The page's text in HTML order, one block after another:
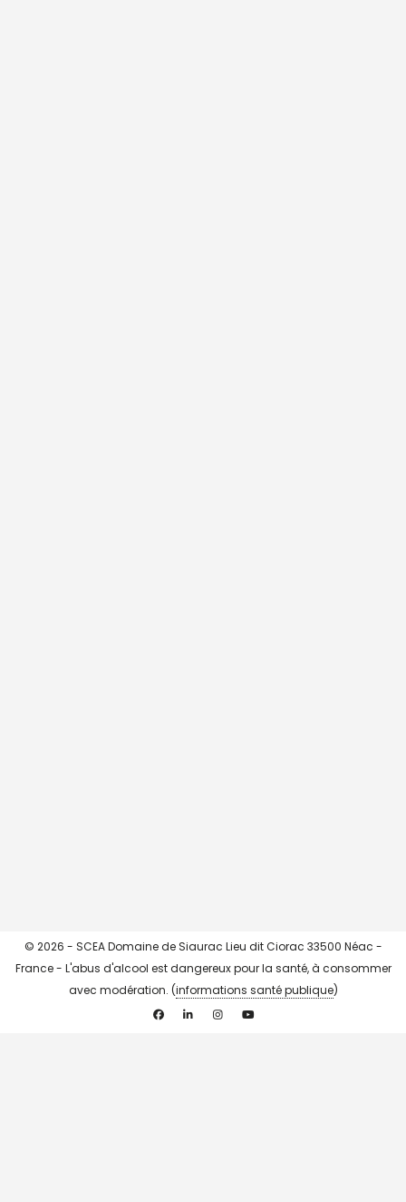
© 2026 - SCEA Domaine de Siaurac Lieu dit Ciorac 33500 Néac -
France - L'abus d'alcool est dangereux pour la santé, à consommer
avec modération. (informations santé publique)
FacebookLinkedin InstagramYouTube